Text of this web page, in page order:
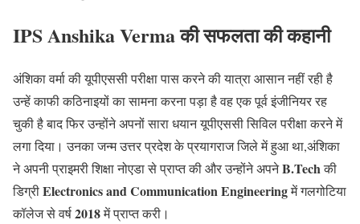
IPS Anshika Verma की सफलता की कहानी
अंशिका वर्मा की यूपीएससी परीक्षा पास करने की यात्रा आसान नहीं रही है
उन्हें काफी कठिनाइयों का सामना करना पड़ा है वह एक पूर्व इंजीनियर रह
चुकी है बाद फिर उन्होंने अपनों सारा धयान यूपीएससी सिविल परीक्षा करने में
लगा दिया। उनका जन्म उत्तर प्रदेश के प्रयागराज जिले में हुआ था,अंशिका
ने अपनी प्राइमरी शिक्षा नोएडा से प्राप्त की और उन्होंने अपनेB.Techकी
डिग्रीElectronics and Communication Engineeringमें गलगोटिया
कॉलेज से वर्ष2018में प्राप्त करी।